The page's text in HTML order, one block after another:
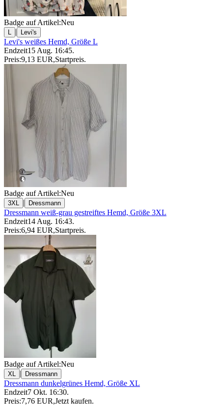
Badge auf Artikel:Neu
L | Levi's
Levi's weißes Hemd, Größe L
Endzeit15 Aug. 16:45.
Preis:9,13 EUR,Startpreis.
Badge auf Artikel:Neu
3XL | Dressmann
Dressmann weiß-grau gestreiftes Hemd, Größe 3XL
Endzeit14 Aug. 16:43.
Preis:6,94 EUR,Startpreis.
Badge auf Artikel:Neu
XL | Dressmann
Dressmann dunkelgrünes Hemd, Größe XL
Endzeit7 Okt. 16:30.
Preis:7,76 EUR,Jetzt kaufen.